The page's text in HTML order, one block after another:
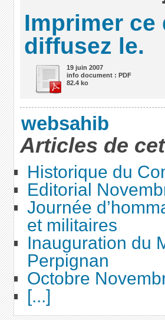
Imprimer ce
diffusez le.
19 juin 2007
info document : PDF
82.4 ko
websahib
Articles de
Historique du
Editorial
Journée
et militaires
Inauguration du
Perpignan
Octobre
[...]